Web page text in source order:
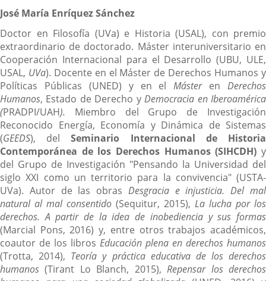
José María Enríquez Sánchez
Doctor en Filosofía (UVa) e Historia (USAL), con premio
extraordinario de doctorado. Máster interuniversitario en
Cooperación Internacional para el Desarrollo (UBU, ULE,
USAL, UVa). Docente en el Máster de Derechos Humanos y
Políticas Públicas (UNED) y en elMásteren Derechos
Humanos, Estado de Derecho yDemocracia en Iberoamérica
(PRADPI/UAH). Miembro del Grupo de Investigación
Reconocido Energía, Economía y Dinámica de Sistemas
(GEEDS), delSeminario Internacional de Historia
Contemporánea de los Derechos Humanos (SIHCDH) y
del Grupo de Investigación "Pensando la Universidad del
siglo XXI como un territorio para la convivencia" (USTA-
UVa). Autor de las obras Desgracia e injusticia. Del mal
natural al mal consentido (Sequitur, 2015), La lucha por los
derechos. A partir de la idea de inobediencia y sus formas
(Marcial Pons, 2016) y, entre otros trabajos académicos,
coautor de los libros Educación plena en derechos humanos
(Trotta, 2014), Teoría y práctica educativa de los derechos
humanos (Tirant Lo Blanch, 2015),Repensar los derechos